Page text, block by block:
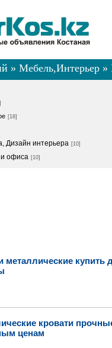
» Мебель,Интерьер»
[18]
Дизайн интерьера [10]
и офиса [10]
металлические купить
кровати
ценам